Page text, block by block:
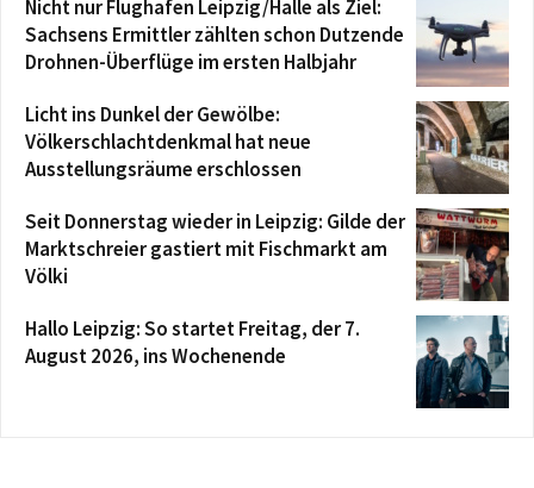
Nicht nur Flughafen Leipzig/Halle als Ziel:
Sachsens Ermittler zählten schon Dutzende
Drohnen-Überflüge im ersten Halbjahr
Licht ins Dunkel der Gewölbe:
Völkerschlachtdenkmal hat neue
Ausstellungsräume erschlossen
Seit Donnerstag wieder in Leipzig: Gilde der
Marktschreier gastiert mit Fischmarkt am
Völki
Hallo Leipzig: So startet Freitag, der 7.
August 2026, ins Wochenende